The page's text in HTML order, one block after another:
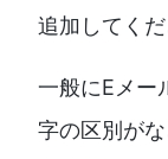
追加してくだ
一般にEメー
字の区別が